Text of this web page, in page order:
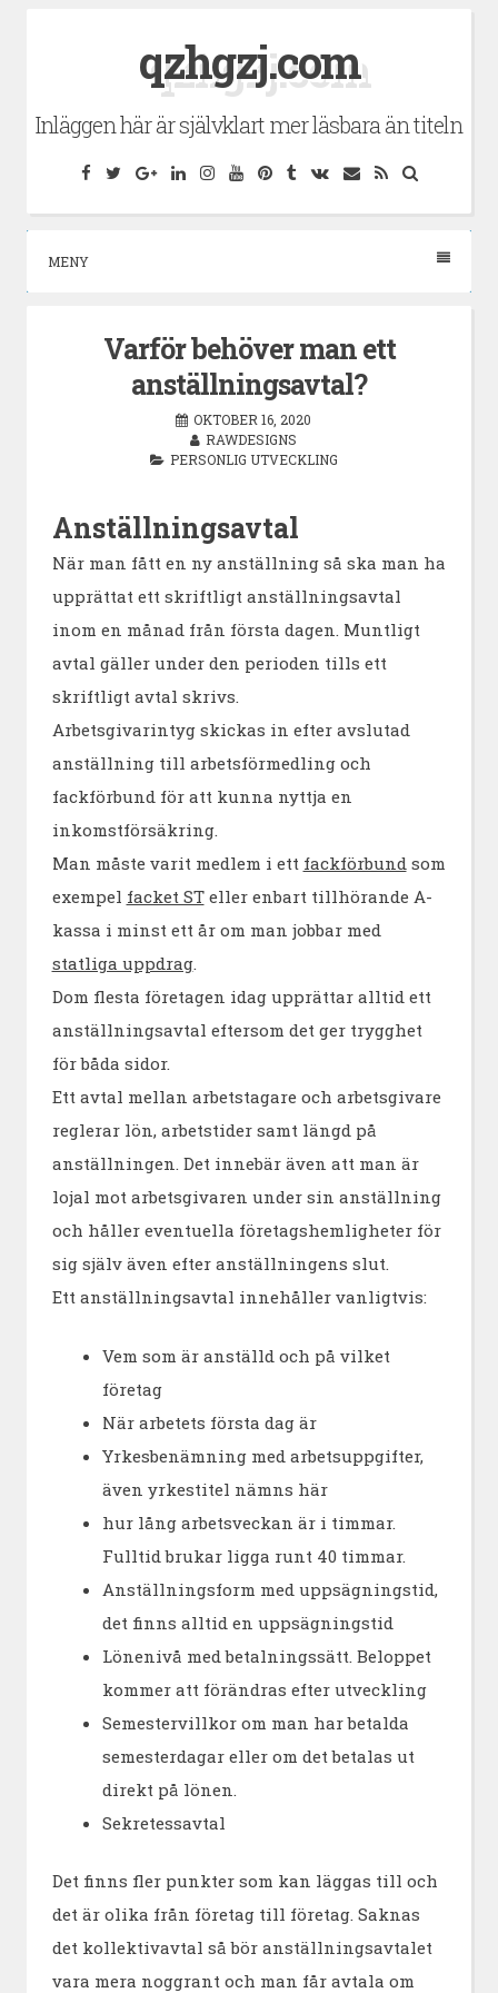
qzhgzj.com
Inläggen här är självklart mer läsbara än titeln
Facebook
TwitterGoogleLinkedInInstagram
YouTubePinterest
Tumblr
VK E-
RSS
MENY
Varför behöver man ett
anställningsavtal?
OKTOBER 16, 2020
RAWDESIGNS
PERSONLIG UTVECKLING
Anställningsavtal
När man fått en ny anställning så ska man ha
upprättat ett skriftligt anställningsavtal
inom en månad från första dagen. Muntligt
avtal gäller under den perioden tills ett
skriftligt avtal skrivs.
Arbetsgivarintyg skickas in efter avslutad
anställning till arbetsförmedling och
fackförbund för att kunna nyttja en
inkomstförsäkring.
Man måste varit medlem i ett fackförbundsom
exempel facket STeller enbart tillhörande A-
kassa i minst ett år om man jobbar med
statliga uppdrag.
Dom flesta företagen idag upprättar alltid ett
anställningsavtal eftersom det ger trygghet
för båda sidor.
Ett avtal mellan arbetstagare och arbetsgivare
reglerar lön, arbetstider samt längd på
anställningen. Det innebär även att man är
lojal mot arbetsgivaren under sin anställning
och håller eventuella företagshemligheter för
sig själv även efter anställningens slut.
Ett anställningsavtal innehåller vanligtvis:
Vem som är anställd och på vilket
företag
När arbetets första dag är
Yrkesbenämning med arbetsuppgifter,
även yrkestitel nämns här
hur lång arbetsveckan är i timmar.
Fulltid brukar ligga runt 40 timmar.
Anställningsform med uppsägningstid,
det finns alltid en uppsägningstid
Lönenivå med betalningssätt. Beloppet
kommer att förändras efter utveckling
Semestervillkor om man har betalda
semesterdagar eller om det betalas ut
direkt på lönen.
Sekretessavtal
Det finns fler punkter som kan läggas till och
det är olika från företag till företag. Saknas
det kollektivavtal så bör anställningsavtalet
vara mera noggrant och man får avtala om